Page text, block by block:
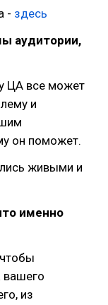
- здесь
аудитории,
ЦА все может
и
он поможет.
живыми и
именно
вашего
из